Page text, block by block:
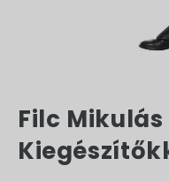
Filc